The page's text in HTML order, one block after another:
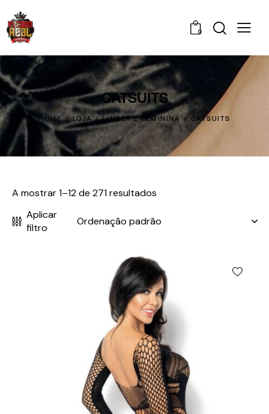
0
CATSUITS
HOME LOJA LINGERIE FEMININA CATSUITS
A mostrar 1–12 de 271 resultados
Aplicar
filtro